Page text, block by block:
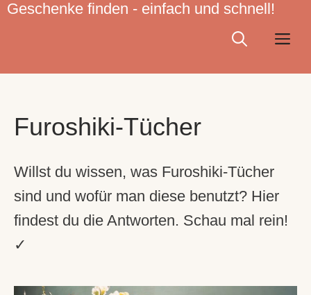
Zum
Geschenke finden - einfach und schnell!
Furoshiki-Tücher
Willst du wissen, was Furoshiki-Tücher
sind und wofür man diese benutzt? Hier
findest du die Antworten. Schau mal rein!
✓